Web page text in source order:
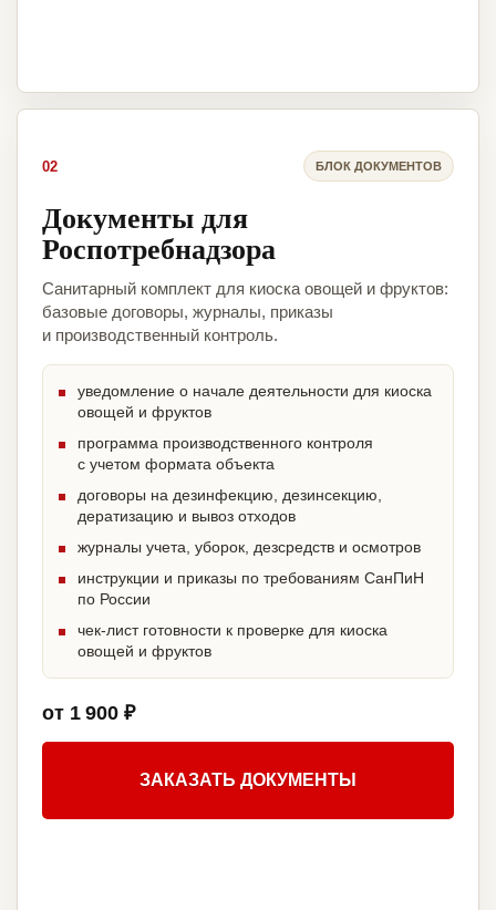
02 БЛОК ДОКУМЕНТОВ
Документы для
Роспотребнадзора
Санитарный комплект для киоска овощей и фруктов:
базовые договоры, журналы, приказы
и производственный контроль.
уведомление о начале деятельности для киоска
овощей и фруктов
программа производственного контроля
с учетом формата объекта
договоры на дезинфекцию, дезинсекцию,
дератизацию и вывоз отходов
журналы учета, уборок, дезсредств и осмотров
инструкции и приказы по требованиям СанПиН
по России
чек-лист готовности к проверке для киоска
овощей и фруктов
от 1 900 ₽
ЗАКАЗАТЬ ДОКУМЕНТЫ